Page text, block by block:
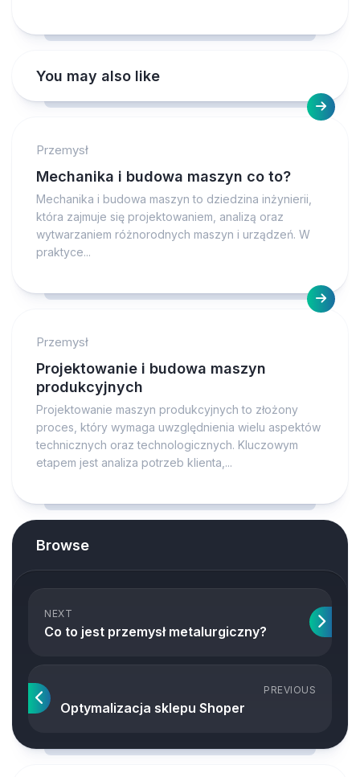
You may also like
Przemysł
Mechanika i budowa maszyn co to?
Mechanika i budowa maszyn to dziedzina inżynierii,
która zajmuje się projektowaniem, analizą oraz
wytwarzaniem różnorodnych maszyn i urządzeń. W
praktyce...
Przemysł
Projektowanie i budowa maszyn
produkcyjnych
Projektowanie maszyn produkcyjnych to złożony
proces, który wymaga uwzględnienia wielu aspektów
technicznych oraz technologicznych. Kluczowym
etapem jest analiza potrzeb klienta,...
Browse
NEXT
Co to jest przemysł metalurgiczny?
PREVIOUS
Optymalizacja sklepu Shoper